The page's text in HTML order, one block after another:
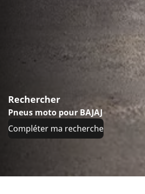
Rechercher
Pneus moto pour BAJAJ
Compléter ma recherche